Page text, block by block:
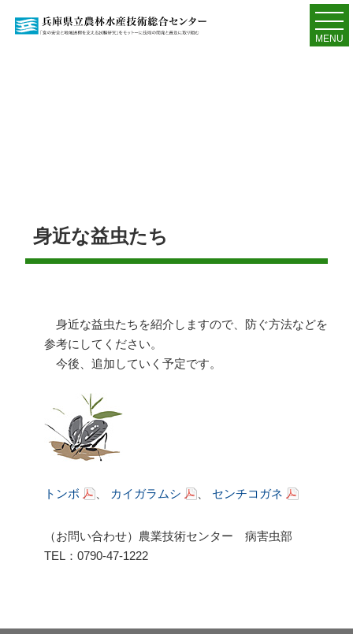
MENU
身近な益虫たち
身近な益虫たちを紹介しますので、防ぐ方法などを
参考にしてください。
今後、追加していく予定です。
トンボ カイガラムシ センチコガネ
（お問い合わせ）農業技術センター 病害虫部
TEL：0790-47-1222